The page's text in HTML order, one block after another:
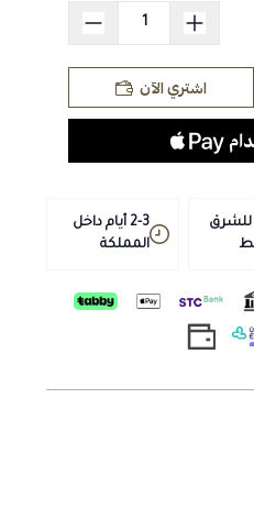
عن أشعة الشمس المباشرة
اشتري الآن
2-3 أيام داخل
المملكة